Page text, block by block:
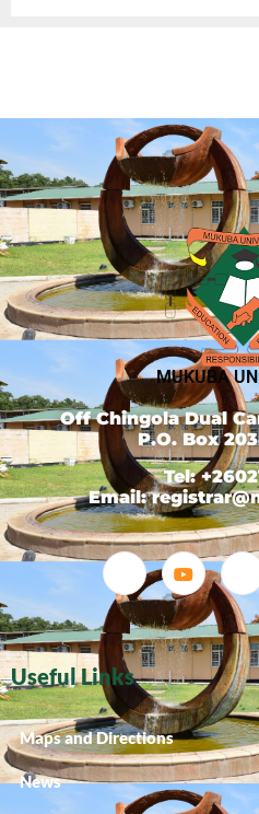
MUKUBA
Off Chingola Dual
P.O. Box
Tel:
Email:
Useful Links
Maps and Directions
News